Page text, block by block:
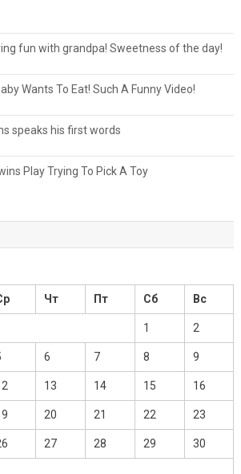
fun with grandpa! Sweetness of the day!
Wants To Eat! Such A Funny Video!
speaks his first words
Play Trying To Pick A Toy
Чт Пт Сб Вс
1 2
6 7 8 9
13 14 15 16
20 21 22 23
27 28 29 30